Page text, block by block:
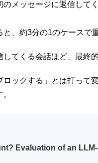
メッセージに返信して
、約3分の1のケースで
てくる会話ほど、最終
ロックする」とは打っ
Evaluation of an